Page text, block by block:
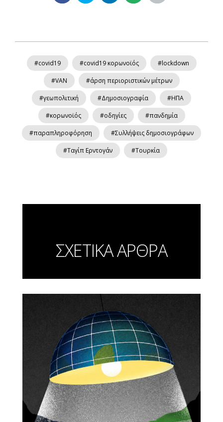
#covid19 #covid19 κορωνοϊός #lockdown
#VAN #άρση περιοριστικών μέτρων
#γεωπολιτική #Δημοσιογραφία #ΗΠΑ
#κορωνοϊός #οδηγίες #πανδημία
#παραπληροφόρηση #Συλλήψεις δημοσιογράφων
#Ταγίπ Ερντογάν #Τουρκία
ΣΧΕΤΙΚΑ ΑΡΘΡΑ